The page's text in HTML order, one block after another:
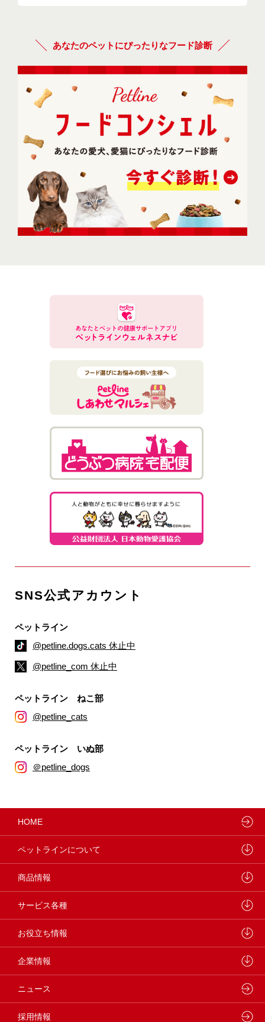
あなたのペットにぴったりなフード診断
SNS公式アカウント
ペットライン
@petline.dogs.cats 休止中
@petline_com 休止中
ペットライン ねこ部
@petline_cats
ペットライン いぬ部
＠petline_dogs
HOME
ペットラインについて
ペットラインが大切にしていること
研究開発センターについて
学会・論文発表
製品・品質管理
商品情報
ドッグフード
キャットフード
小動物
動物病院専用フード
フードコンシェル
サービス各種
ウェルネスナビ
しあわせマルシェ
どうぶつ病院宅配便
お役立ち情報
ペットライン 犬ノート
ペットライン 猫ノート
狂犬病予防
企業情報
会社概要・事業所
代表メッセージ
ニュース
採用情報